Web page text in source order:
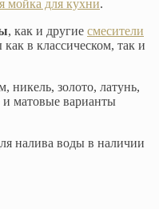
мойка для кухни.
, как и другие смесители
в классическом, так и
золото, латунь,
и матовые варианты
налива воды в наличии